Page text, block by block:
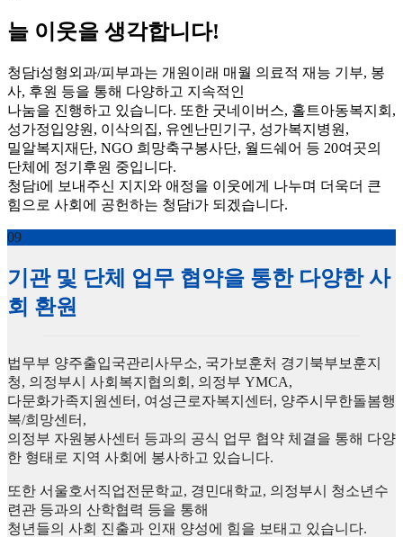
늘 이웃을 생각합니다!
청담i성형외과/피부과는 개원이래 매월 의료적 재능 기부, 봉
사, 후원 등을 통해 다양하고 지속적인
나눔을 진행하고 있습니다. 또한 굿네이버스, 홀트아동복지회,
성가정입양원, 이삭의집, 유엔난민기구, 성가복지병원,
밀알복지재단, NGO 희망축구봉사단, 월드쉐어 등 20여곳의
단체에 정기후원 중입니다.
청담i에 보내주신 지지와 애정을 이웃에게 나누며 더욱더 큰
힘으로 사회에 공헌하는 청담i가 되겠습니다.
09
기관 및 단체 업무 협약을 통한 다양한 사
회 환원
법무부 양주출입국관리사무소, 국가보훈처 경기북부보훈지
청, 의정부시 사회복지협의회, 의정부 YMCA,
다문화가족지원센터, 여성근로자복지센터, 양주시무한돌봄행
복/희망센터,
의정부 자원봉사센터 등과의 공식 업무 협약 체결을 통해 다양
한 형태로 지역 사회에 봉사하고 있습니다.
또한 서울호서직업전문학교, 경민대학교, 의정부시 청소년수
련관 등과의 산학협력 등을 통해
청년들의 사회 진출과 인재 양성에 힘을 보태고 있습니다.